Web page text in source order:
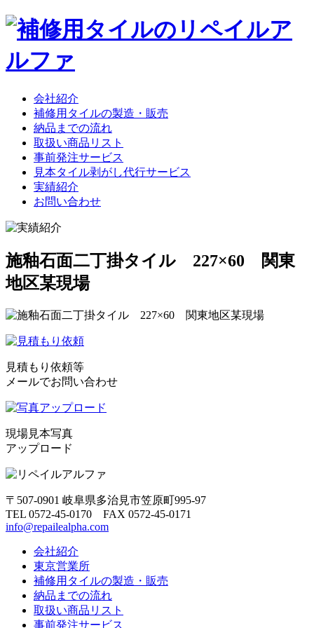
会社紹介
補修用タイルの製造・販売
納品までの流れ
取扱い商品リスト
事前発注サービス
見本タイル剥がし代行サービス
実績紹介
お問い合わせ
施釉石面二丁掛タイル 227×60 関東
地区某現場
見積もり依頼等
メールでお問い合わせ
現場見本写真
アップロード
〒507-0901 岐阜県多治見市笠原町995-97
TEL 0572-45-0170 FAX 0572-45-0171
info@repailealpha.com
会社紹介
東京営業所
補修用タイルの製造・販売
納品までの流れ
取扱い商品リスト
事前発注サービス